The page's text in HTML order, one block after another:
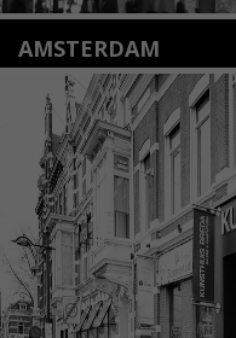
AMSTERDAM
Amstelveenseweg 135
1075 VX Amsterdam
+31 (0)20 2332546
info@kunsthuisamsterdam.nl
Lees meer